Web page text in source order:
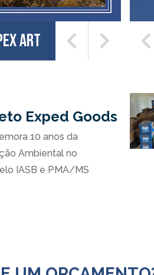
Art
Exped Goods
10 anos da
Ambiental no
IASB e PMA/MS